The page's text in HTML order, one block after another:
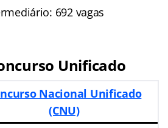
692 vagas
Unificado
Nacional Unificado
(CNU)